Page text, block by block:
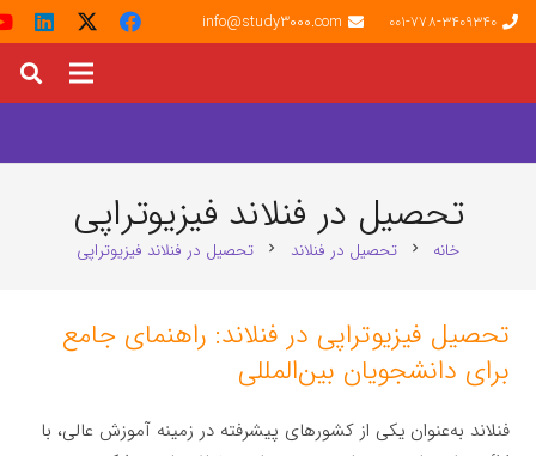
001-778-3409340
info@study3000.com
تحصیل در فنلاند فیزیوتراپی
خانه chevron_right تحصیل در فنلاند chevron_right تحصیل در فنلاند فیزیوتراپی
تحصیل فیزیوتراپی در فنلاند: راهنمای جامع
برای دانشجویان بین‌المللی
فنلاند به‌عنوان یکی از کشورهای پیشرفته در زمینه آموزش عالی، با